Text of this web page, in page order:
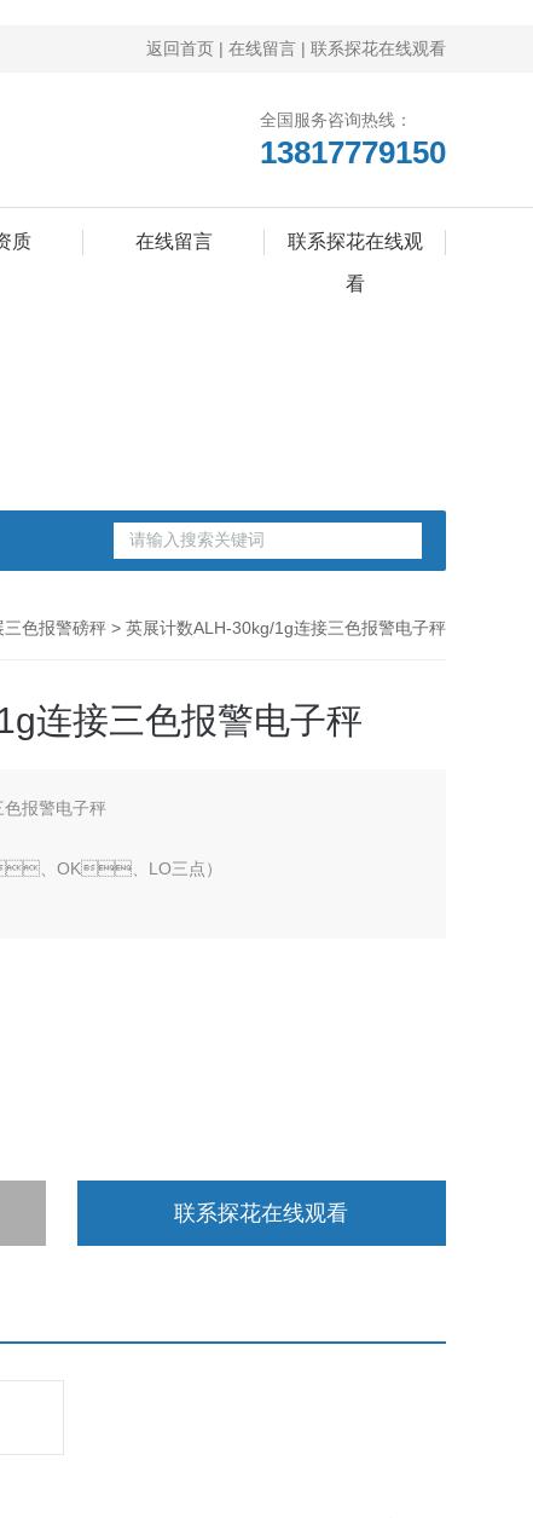
返回首页 | 在线留言 | 联系探花在线观看
全国服务咨询热线：
13817779150
质 在线留言 联系探花在线观
看
三色报警磅秤 > 英展计数ALH-30kg/1g连接三色报警电子秤
连接三色报警电子秤
报警电子秤
、OK、LO三点）
足时有明确
联系探花在线观看